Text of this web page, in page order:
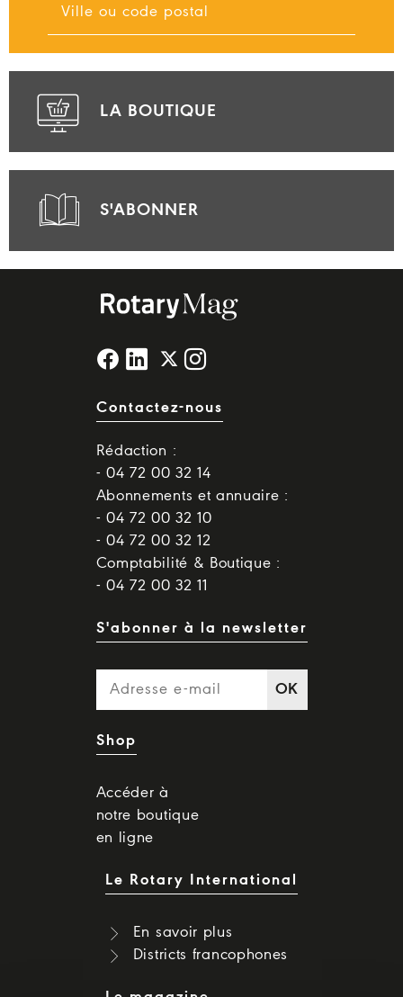
LA BOUTIQUE
S'ABONNER
Contactez-nous
Rédaction :
- 04 72 00 32 14
Abonnements et annuaire :
- 04 72 00 32 10
- 04 72 00 32 12
Comptabilité & Boutique :
- 04 72 00 32 11
S'abonner à la newsletter
OK
Shop
Accéder à
notre boutique
en ligne
Le Rotary International
En savoir plus
Districts francophones